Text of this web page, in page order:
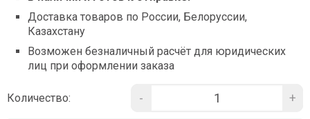
Доставка товаров по России, Белоруссии,
Казахстану
Возможен безналичный расчёт для юридических
лиц при оформлении заказа
Количество: - +